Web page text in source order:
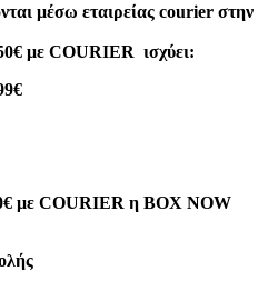
μέσω εταιρείας courier στην
με COURIER ισχύει:
με COURIER η BOX NOW